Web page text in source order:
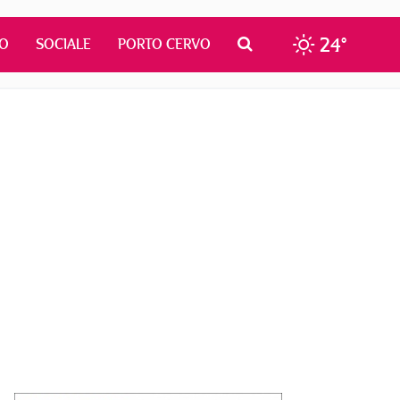
SOCIALE PORTO CERVO 24°